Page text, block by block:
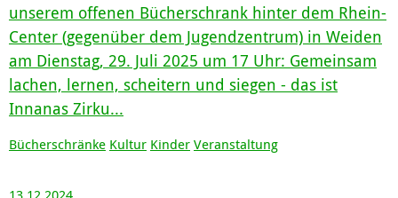
unserem offenen Bücherschrank hinter dem Rhein-
Center (gegenüber dem Jugendzentrum) in Weiden
am Dienstag, 29. Juli 2025 um 17 Uhr: Gemeinsam
lachen, lernen, scheitern und siegen - das ist
Innanas Zirku...
Bücherschränke Kultur Kinder Veranstaltung
13.12.2024